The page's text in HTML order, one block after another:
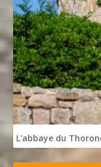
L'abbaye du